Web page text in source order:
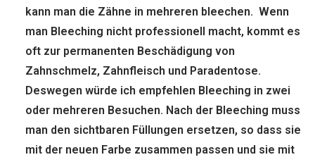
kann man die Zähne in mehreren bleechen. Wenn
man Bleeching nicht professionell macht, kommt es
oft zur permanenten Beschädigung von
Zahnschmelz, Zahnfleisch und Paradentose.
Deswegen würde ich empfehlen Bleeching in zwei
oder mehreren Besuchen. Nach der Bleeching muss
man den sichtbaren Füllungen ersetzen, so dass sie
mit der neuen Farbe zusammen passen und sie mit